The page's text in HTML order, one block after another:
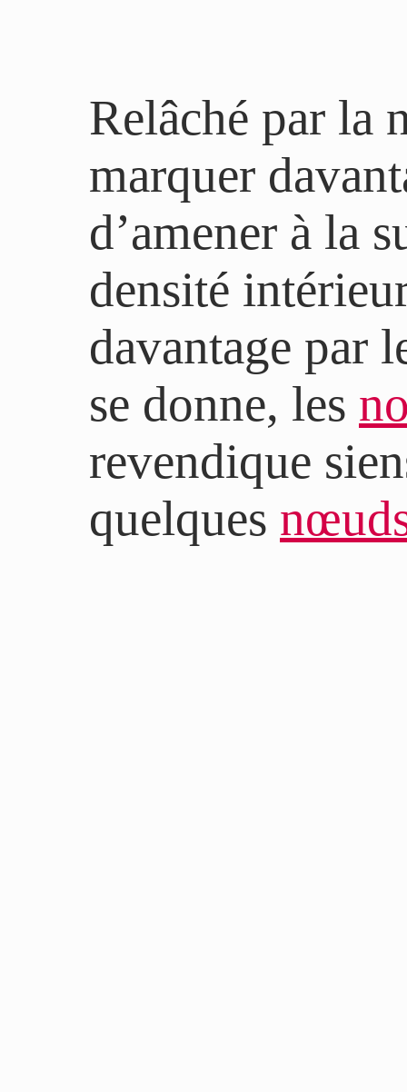
Relâché par la
marquer
d’amener à la
densité
davantage par
se donne, les
revendique
quelques